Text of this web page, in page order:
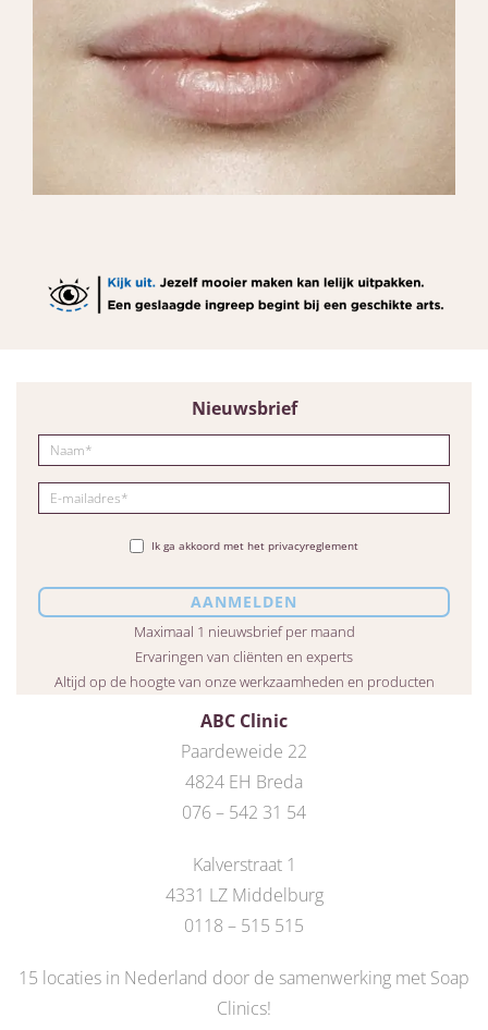
ABC Clinic
Paardeweide 22
4824 EH Breda
076 – 542 31 54
Kalverstraat 1
4331 LZ Middelburg
0118 – 515 515
15 locaties in Nederland door de samenwerking met Soap
Clinics!
Nieuwsbrief
Ik ga akkoord met het privacyreglement
Maximaal 1 nieuwsbrief per maand
Ervaringen van cliënten en experts
Altijd op de hoogte van onze werkzaamheden en producten